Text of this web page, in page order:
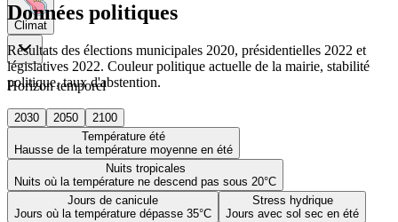
Climat
Horizon temporel
2030 2050
2100
Température été
Hausse de la température moyenne en été
Nuits tropicales
Nuits où la température ne descend pas sous 20°C
Jours de canicule
Jours où la température dépasse 35°C
Stress hydrique
Jours avec sol sec en été
Données politiques
Résultats des élections municipales 2020, présidentielles 2022 et
législatives 2022. Couleur politique actuelle de la mairie, stabilité
politique, taux d'abstention.